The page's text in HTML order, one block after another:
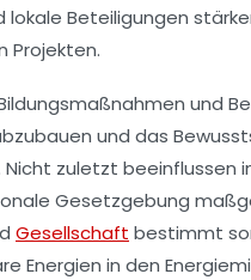
Beteiligungen
Projekten.
und
und das
Nicht zuletzt beeinflussen
Gesetzgebung
Gesellschaft bestimmt
Energien in den